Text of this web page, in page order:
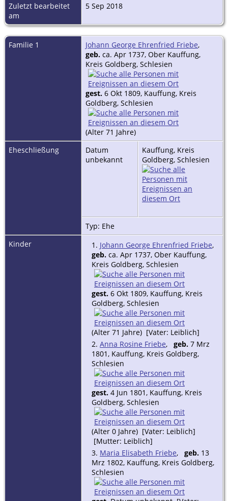
Zuletzt bearbeitet
am
5 Sep 2018
Familie 1 Johann George Ehrenfried Friebe,
geb. ca. Apr 1737, Ober Kauffung,
Kreis Goldberg, Schlesien
gest. 6 Okt 1809, Kauffung, Kreis
Goldberg, Schlesien
(Alter 71 Jahre)
Eheschließung
Datum
unbekannt
Kauffung, Kreis
Goldberg, Schlesien
Typ: Ehe
Kinder
1. Johann George Ehrenfried Friebe,
geb. ca. Apr 1737, Ober Kauffung,
Kreis Goldberg, Schlesien
gest. 6 Okt 1809, Kauffung, Kreis
Goldberg, Schlesien
(Alter 71 Jahre) [Vater: Leiblich]
2. Anna Rosine Friebe, geb. 7 Mrz
1801, Kauffung, Kreis Goldberg,
Schlesien
gest. 4 Jun 1801, Kauffung, Kreis
Goldberg, Schlesien
(Alter 0 Jahre) [Vater: Leiblich]
[Mutter: Leiblich]
3. Maria Elisabeth Friebe, geb. 13
Mrz 1802, Kauffung, Kreis Goldberg,
Schlesien